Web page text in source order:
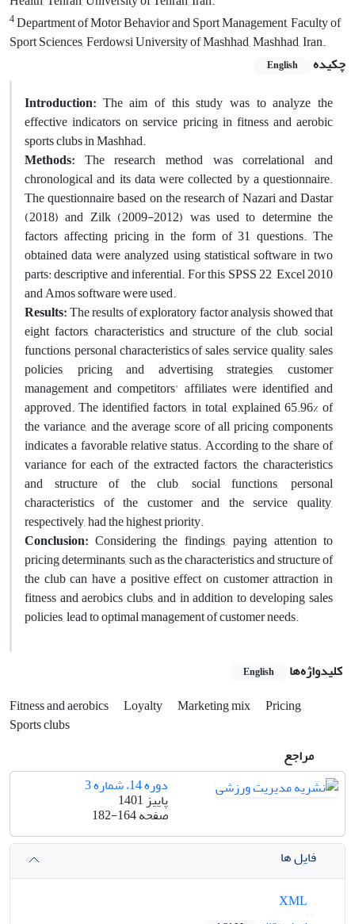
4Department of Motor Behavior and Sport Management, Faculty of
Sport Sciences, Ferdowsi University of Mashhad, Mashhad, Iran.
چکیده
English
Introduction: The aim of this study was to analyze the
effective indicators on service pricing in fitness and aerobic
sports clubs in Mashhad.
Methods: The research method was correlational and
chronological and its data were collected by a questionnaire.
The questionnaire based on the research of Nazari and Dastar
(2018) and Zilk (2009-2012) was used to determine the
factors affecting pricing in the form of 31 questions. The
obtained data were analyzed using statistical software in two
parts: descriptive and inferential. For this SPSS 22, Excel 2010
and Amos software were used.
Results:The results of exploratory factor analysis showed that
eight factors, characteristics and structure of the club, social
functions, personal characteristics of sales, service quality, sales
policies, pricing and advertising strategies, customer
management and competitors' affiliates were identified and
approved. The identified factors, in total, explained 65.96% of
the variance, and the average score of all pricing components
indicates a favorable relative status. According to the share of
variance for each of the extracted factors, the characteristics
and structure of the club, social functions, personal
characteristics of the customer and the service quality,
respectively, had the highest priority.
Conclusion: Considering the findings, paying attention to
pricing determinants, such as the characteristics and structure of
the club can have a positive effect on customer attraction in
fitness and aerobics clubs, and in addition to developing sales
policies, lead to optimal management of customer needs.
کلیدواژه‌ها English
Fitness and aerobics Loyalty Marketing mix
Pricing
Sports clubs
مراجع
دوره 14، شماره 3
پاییز 1401
صفحه182-164
فایل ها